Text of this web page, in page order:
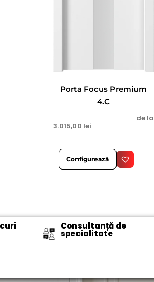
Porta Focus Premium
4.C
de la
3.015,00 lei
Configurează
Consultanță de
specialitate​